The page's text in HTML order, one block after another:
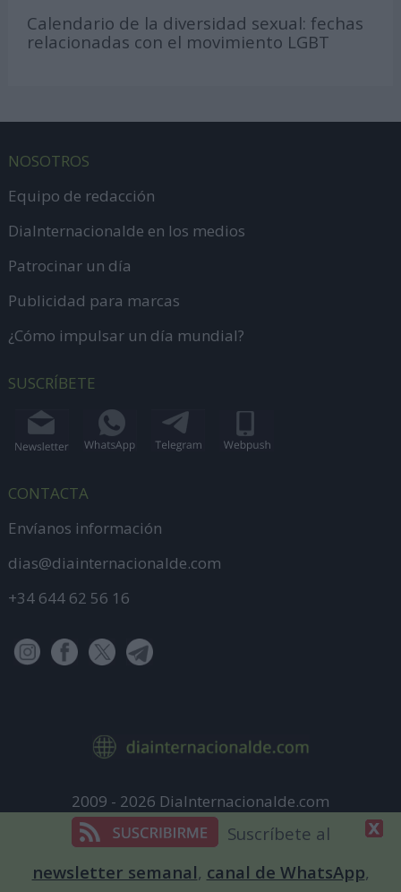
Calendario de la diversidad sexual: fechas
relacionadas con el movimiento LGBT
NOSOTROS
Equipo de redacción
DiaInternacionalde en los medios
Patrocinar un día
Publicidad para marcas
¿Cómo impulsar un día mundial?
SUSCRÍBETE
CONTACTA
Envíanos información
dias@diainternacionalde.com
+34 644 62 56 16
2009 - 2026 DiaInternacionalde.com
Aviso Legal
Política de cookies
Suscríbete al
newsletter semanal, canal de WhatsApp,